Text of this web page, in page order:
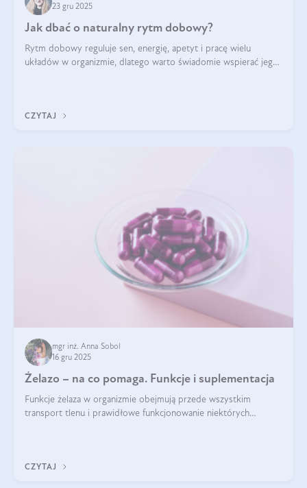
23 gru 2025
Jak dbać o naturalny rytm dobowy?
Rytm dobowy reguluje sen, energię, apetyt i pracę wielu
układów w organizmie, dlatego warto świadomie wspierać jego
CZYTAJ
mgr inż. Anna Sobol
16 gru 2025
Żelazo – na co pomaga. Funkcje i suplementacja
Funkcje żelaza w organizmie obejmują przede wszystkim
transport tlenu i prawidłowe funkcjonowanie niektórych
CZYTAJ